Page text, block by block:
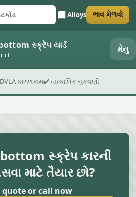
રજિસ્ટ્રેશન નંબર
પોસ્ટકોડ Alloys
ફોર્મ સબમિટ કરો ભાવ મેળવો
સ્ક્રેપ યાર્ડ મેનુ
કાગળકામ✔ તાત્કાલિક ચુકવણી
સ્ક્રેપ કારની
માટે તૈયાર છો?
quote or call now